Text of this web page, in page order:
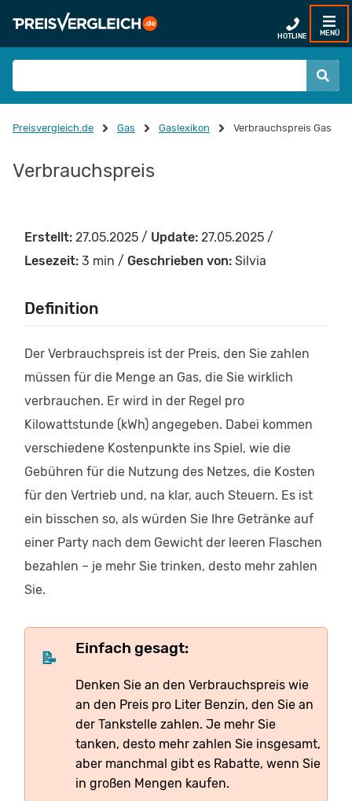
HOTLINE MENÜ
Preisvergleich.de Gas Gaslexikon Verbrauchspreis Gas
Verbrauchspreis
Erstellt: 27.05.2025 / Update: 27.05.2025 /
Lesezeit: 3 min / Geschrieben von: Silvia
Definition
Der Verbrauchspreis ist der Preis, den Sie zahlen
müssen für die Menge an Gas, die Sie wirklich
verbrauchen. Er wird in der Regel pro
Kilowattstunde (kWh) angegeben. Dabei kommen
verschiedene Kostenpunkte ins Spiel, wie die
Gebühren für die Nutzung des Netzes, die Kosten
für den Vertrieb und, na klar, auch Steuern. Es ist
ein bisschen so, als würden Sie Ihre Getränke auf
einer Party nach dem Gewicht der leeren Flaschen
bezahlen – je mehr Sie trinken, desto mehr zahlen
Sie.
Einfach gesagt:
Denken Sie an den Verbrauchspreis wie
an den Preis pro Liter Benzin, den Sie an
der Tankstelle zahlen. Je mehr Sie
tanken, desto mehr zahlen Sie insgesamt,
aber manchmal gibt es Rabatte, wenn Sie
in großen Mengen kaufen.